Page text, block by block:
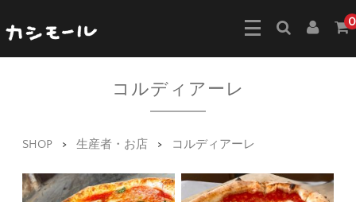
0
コルディアーレ
SHOP > 生産者・お店 > コルディアーレ